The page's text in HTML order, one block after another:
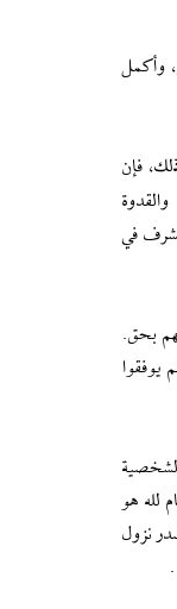
وأكمل
فإن
في
بحق.
يوفقوا
لله هو
نزول